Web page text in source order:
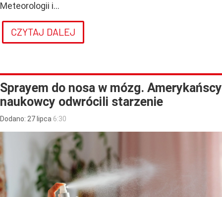
Meteorologii i...
CZYTAJ DALEJ
Sprayem do nosa w mózg. Amerykańscy
naukowcy odwrócili starzenie
Dodano: 27 lipca 6:30